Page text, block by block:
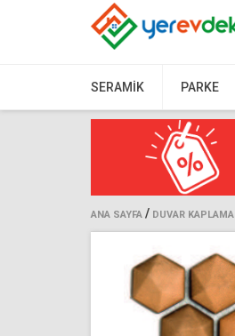
SERAMIK PARKE
ANA SAYFA / DUVAR KAPLAMA